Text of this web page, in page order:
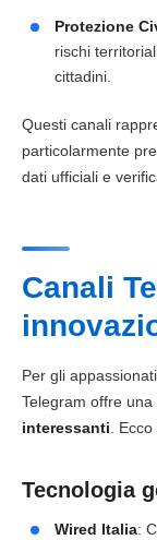
Protezione
rischi
cittadini.
Questi canali
particolarmente
dati ufficiali e
Canali
Per gli
Telegram offre
interessanti .
Tecnologia
Wired Italia: